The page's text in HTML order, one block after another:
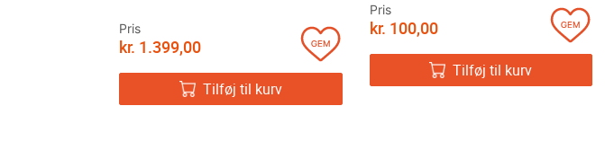
Pris
kr. 1.399,00
Tilføj til kurv
Pris
kr. 100,00
Tilføj til kurv